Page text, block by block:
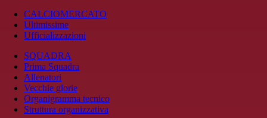
CALCIOMERCATO
Ultimissime
Ufficializzazioni
SQUADRA
Prima Squadra
Allenatori
Vecchie glorie
Organigramma tecnico
Struttura organizzativa